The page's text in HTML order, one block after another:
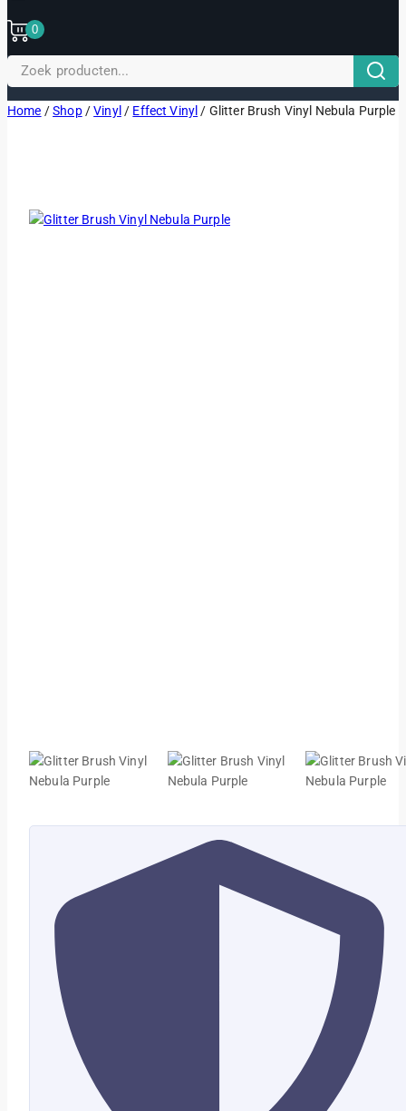
0
Zoek naar:
Home /Shop /Vinyl / Effect Vinyl / Glitter Brush Vinyl Nebula Purple